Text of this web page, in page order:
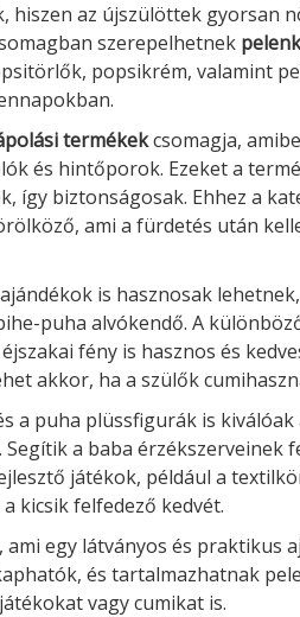
hiszen az újszülöttek gyorsan
szerepelhetnek
popsikrém, valamint
termékekcsomagja,
és hintőporok. Ezeket a
így biztonságosak. Ehhez a
ami a fürdetés után
is hasznosak
puha alvókendő. A
fény is hasznos és
akkor, ha a szülők
a puha plüssfigurák is
a baba érzékszerveinek
játékok, például a
kicsik felfedező kedvét.
ami egy látványos és praktikus
és tartalmazhatnak
vagy cumikat is.